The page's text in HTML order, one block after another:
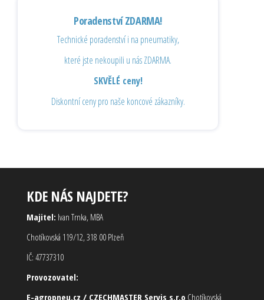
Poradenství ZDARMA!
Technické poradenství i na pneumatiky,
které jste nekoupili u nás ZDARMA.
SKVĚLÉ ceny!
Diskontní ceny pro naše koncové zákazníky.
KDE NÁS NAJDETE?
Majitel: Ivan Trnka, MBA
Chotíkovská 119/12, 318 00 Plzeň
IČ: 47737310
Provozovatel:
E-agropneu.cz / CZECHMASTER Servis s.r.o Chotíkovská